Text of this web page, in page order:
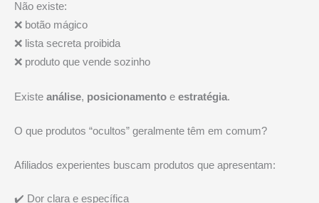
Não existe:
❌ botão mágico
❌ lista secreta proibida
❌ produto que vende sozinho
Existe análise, posicionamento e estratégia.
O que produtos “ocultos” geralmente têm em comum?
Afiliados experientes buscam produtos que apresentam:
✔️ Dor clara e específica